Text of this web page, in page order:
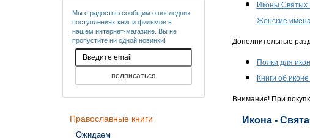
Мы с радостью сообщим о последних
поступлениях книг и фильмов в
нашем интернет-магазине. Вы не
пропустите ни одной новинки!
Православные книги
Ожидаем
Иконы Святых
Женские
Дополнительные
Полки для икон
Книги об
Внимание! При
Икона -